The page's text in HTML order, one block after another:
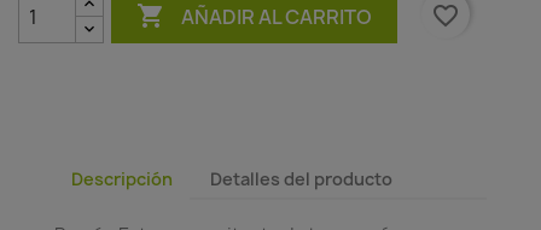
 AÑADIR AL CARRITO favorite_border
Descripción Detalles del producto